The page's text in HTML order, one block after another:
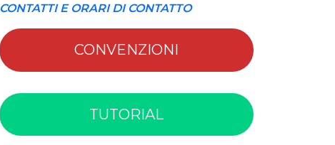
CONTATTI E ORARI DI CONTATTO
CONVENZIONI
TUTORIAL